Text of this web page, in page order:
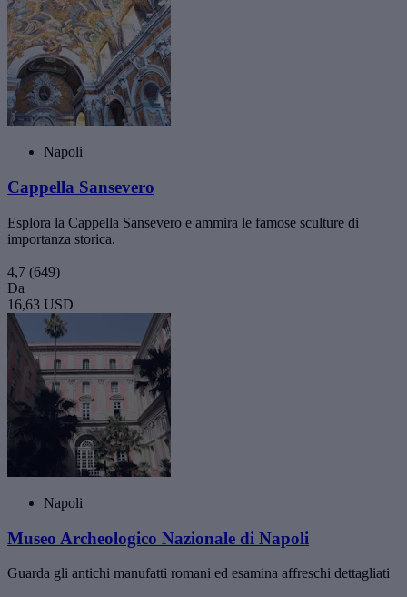
Napoli
Cappella Sansevero
Esplora la Cappella Sansevero e ammira le famose sculture di
importanza storica.
4,7 (649)
Da
16,63 USD
Napoli
Museo Archeologico Nazionale di Napoli
Guarda gli antichi manufatti romani ed esamina affreschi dettagliati